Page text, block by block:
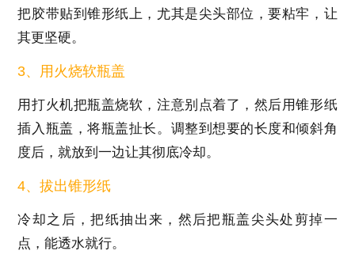
把胶带贴到锥形纸上，尤其是尖头部位，要粘牢，让
其更坚硬。
3、用火烧软瓶盖
用打火机把瓶盖烧软，注意别点着了，然后用锥形纸
插入瓶盖，将瓶盖扯长。调整到想要的长度和倾斜角
度后，就放到一边让其彻底冷却。
4、拔出锥形纸
冷却之后，把纸抽出来，然后把瓶盖尖头处剪掉一
点，能透水就行。